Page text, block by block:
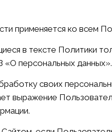
применяется ко всем
в тексте Политики
«О персональных
своих
выражение